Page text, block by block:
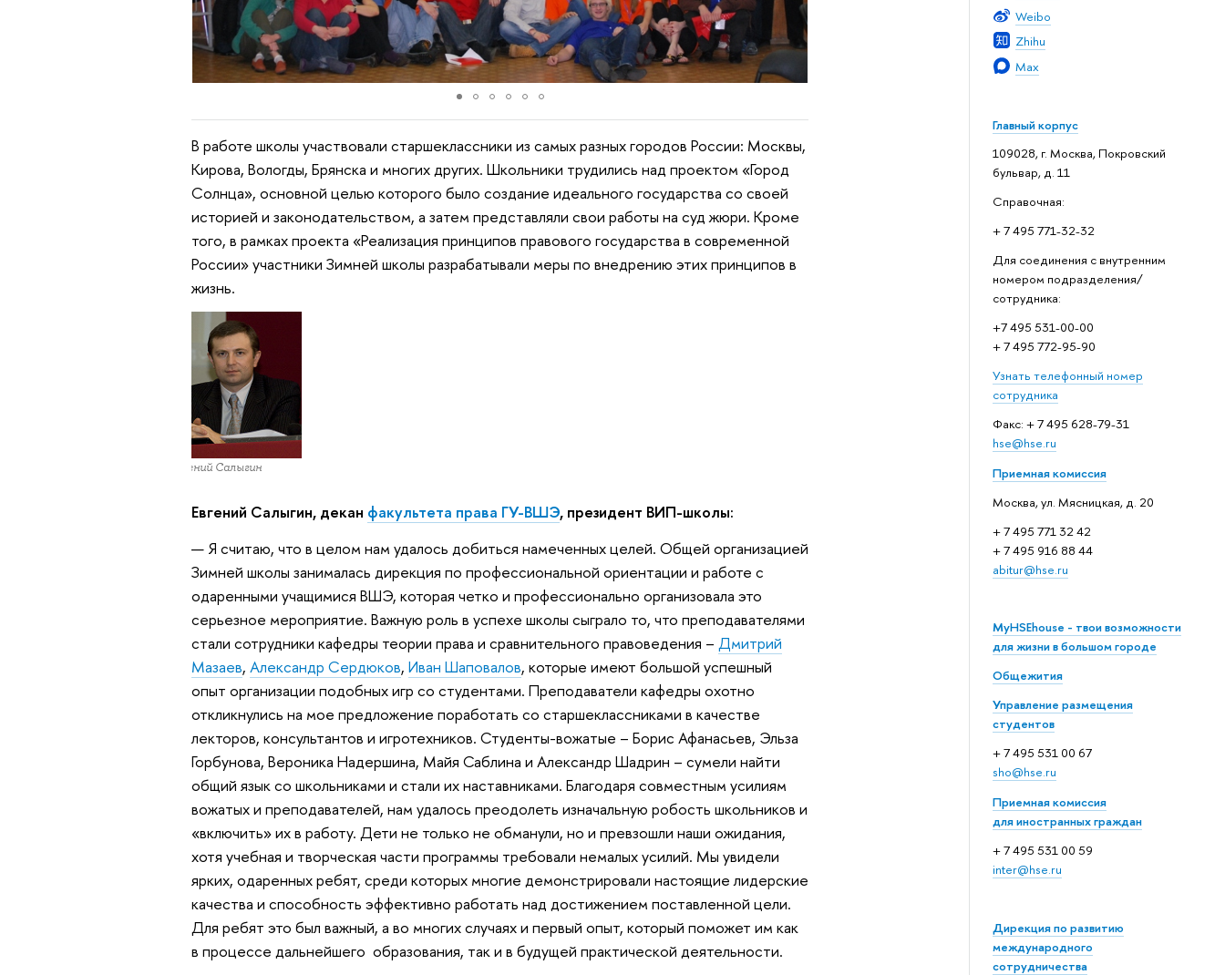
Weibo
Zhihu
Max
Главный корпус
109028, г. Москва, Покровский
бульвар, д. 11
Справочная:
+ 7 495 771-32-32
Для соединения с внутренним
номером подразделения/
сотрудника:
+7 495 531-00-00
+ 7 495 772-95-90
Узнать телефонный номер
сотрудника
Факс: + 7 495 628-79-31
hse@hse.ru
Приемная комиссия
Москва, ул. Мясницкая, д. 20
+ 7 495 771 32 42
+ 7 495 916 88 44
abitur@hse.ru
MyHSEhouse - твои возможности
для жизни в большом городе
Общежития
Управление размещения
студентов
+ 7 495 531 00 67
sho@hse.ru
Приемная комиссия
для иностранных граждан
+ 7 495 531 00 59
inter@hse.ru
Дирекция по развитию
международного
сотрудничества
В работе школы участвовали старшеклассники из самых разных городов России: Москвы,
Кирова, Вологды, Брянска и многих других. Школьники трудились над проектом «Город
Солнца», основной целью которого было создание идеального государства со своей
историей и законодательством, а затем представляли свои работы на суд жюри. Кроме
того, в рамках проекта «Реализация принципов правового государства в современной
России» участники Зимней школы разрабатывали меры по внедрению этих принципов в
жизнь.
Евгений Салыгин
Евгений Салыгин, декан факультета права ГУ-ВШЭ, президент ВИП-школы:
— Я считаю, что в целом нам удалось добиться намеченных целей. Общей организацией
Зимней школы занималась дирекция по профессиональной ориентации и работе с
одаренными учащимися ВШЭ, которая четко и профессионально организовала это
серьезное мероприятие. Важную роль в успехе школы сыграло то, что преподавателями
стали сотрудники кафедры теории права и сравнительного правоведения – Дмитрий
Мазаев, Александр Сердюков, Иван Шаповалов, которые имеют большой успешный
опыт организации подобных игр со студентами. Преподаватели кафедры охотно
откликнулись на мое предложение поработать со старшеклассниками в качестве
лекторов, консультантов и игротехников. Студенты-вожатые – Борис Афанасьев, Эльза
Горбунова, Вероника Надершина, Майя Саблина и Александр Шадрин – сумели найти
общий язык со школьниками и стали их наставниками. Благодаря совместным усилиям
вожатых и преподавателей, нам удалось преодолеть изначальную робость школьников и
«включить» их в работу. Дети не только не обманули, но и превзошли наши ожидания,
хотя учебная и творческая части программы требовали немалых усилий. Мы увидели
ярких, одаренных ребят, среди которых многие демонстрировали настоящие лидерские
качества и способность эффективно работать над достижением поставленной цели.
Для ребят это был важный, а во многих случаях и первый опыт, который поможет им как
в процессе дальнейшего образования, так и в будущей практической деятельности.